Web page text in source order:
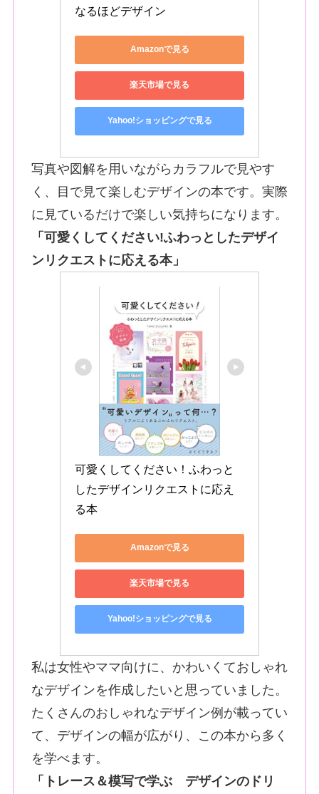
なるほどデザイン
Amazonで見る
楽天市場で見る
Yahoo!ショッピングで見る
写真や図解を用いながらカラフルで見やす
く、目で見て楽しむデザインの本です。実際
に見ているだけで楽しい気持ちになります。
「​​可愛くしてください!ふわっとしたデザイ
ンリクエストに応える本」
可愛くしてください！ふわっと
したデザインリクエストに応え
る本
Amazonで見る
楽天市場で見る
Yahoo!ショッピングで見る
私は女性やママ向けに、かわいくておしゃれ
なデザインを作成したいと思っていました。
たくさんのおしゃれなデザイン例が載ってい
て、デザインの幅が広がり、この本から多く
を学べます。
「トレース＆模写で学ぶ デザインのドリ